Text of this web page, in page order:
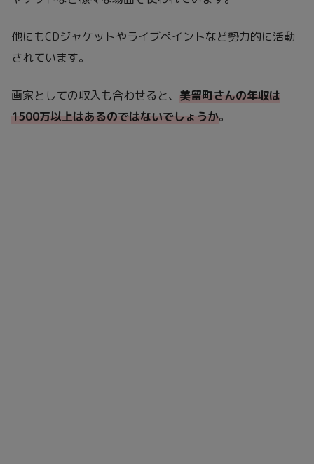
他にもCDジャケットやライブペイントなど勢力的に活動
されています。
画家としての収入も合わせると、 美留町さんの年収は
1500万以上はあるのではないでしょうか。